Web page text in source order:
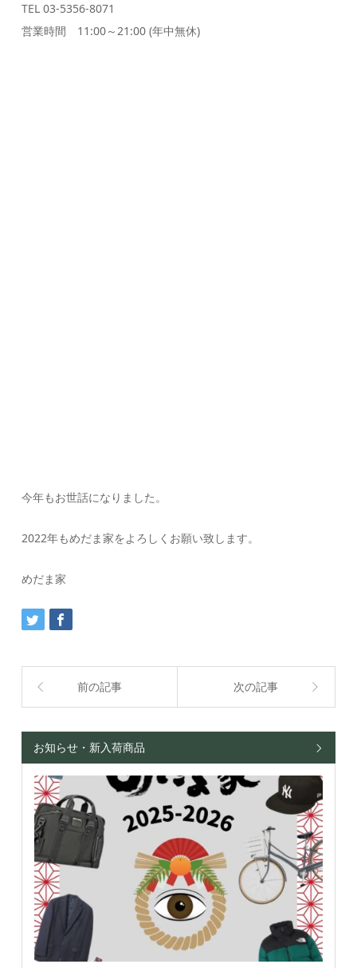
TEL 03-5356-8071
営業時間 11:00～21:00 (年中無休)
今年もお世話になりました。
2022年もめだま家をよろしくお願い致します。
めだま家
前の記事 次の記事
お知らせ・新入荷商品